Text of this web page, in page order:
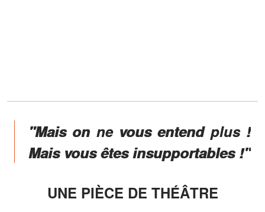
"Mais on ne vous entend plus !
Mais vous êtes insupportables !"
UNE PIÈCE DE THÉÂTRE